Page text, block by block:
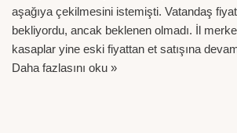
aşağıya çekilmesini istemişti. Vatandaş
bekliyordu, ancak beklenen olmadı. İl
kasaplar yine eski fiyattan et satışına
Daha fazlasını oku »